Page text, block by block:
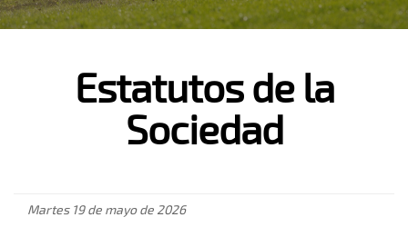
Estatutos de la
Sociedad
Martes 19 de mayo de 2026